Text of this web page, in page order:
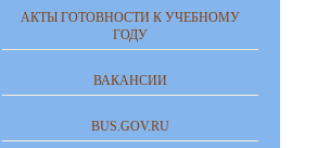
АКТЫ ГОТОВНОСТИ К УЧЕБНОМУ
ГОДУ
ВАКАНСИИ
BUS.GOV.RU